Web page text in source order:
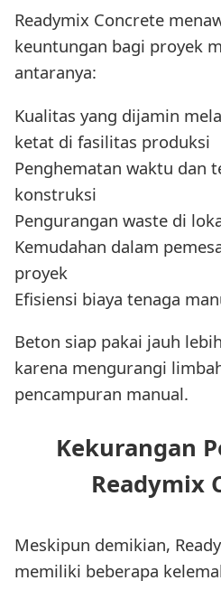
Readymix Concrete
keuntungan bagi proyek
antaranya:
Kualitas yang dijamin
ketat di fasilitas produksi
Penghematan waktu dan
konstruksi
Pengurangan waste di
Kemudahan dalam
proyek
Efisiensi biaya tenaga
Beton siap pakai jauh
karena mengurangi
pencampuran manual.
Kekurangan
Readymix
Meskipun demikian,
memiliki beberapa